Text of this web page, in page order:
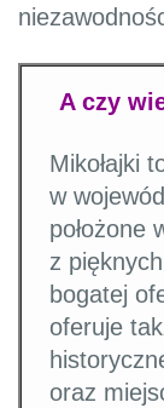
A czy
Mikołajki
w
położone
z
bogatej
oferuje
oraz